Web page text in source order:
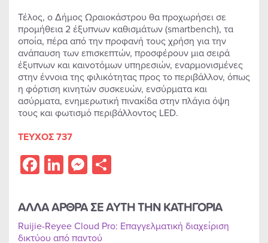
Τέλος, ο Δήμος Ωραιοκάστρου θα προχωρήσει σε
προμήθεια 2 έξυπνων καθισμάτων (smartbench), τα
οποία, πέρα από την προφανή τους χρήση για την
ανάπαυση των επισκεπτών, προσφέρουν μια σειρά
έξυπνων και καινοτόμων υπηρεσιών, εναρμονισμένες
στην έννοια της φιλικότητας προς το περιβάλλον, όπως
η φόρτιση κινητών συσκευών, ενσύρματα και
ασύρματα, ενημερωτική πινακίδα στην πλάγια όψη
τους και φωτισμό περιβάλλοντος LED.
ΤΕΥΧΟΣ 737
Facebook
LinkedIn
Messenger
ΑΛΛΑ ΑΡΘΡΑ ΣΕ ΑΥΤΗ ΤΗΝ ΚΑΤΗΓΟΡΙΑ
Ruijie-Reyee Cloud Pro: Επαγγελματική διαχείριση
δικτύου από παντού